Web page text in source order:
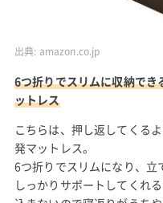
出典: amazon.co.jp
6つ折りでスリムに収納で
ットレス
こちらは、押し返してくる
発マットレス。
6つ折りでスリムになり、立
しっかりサポートしてくれ